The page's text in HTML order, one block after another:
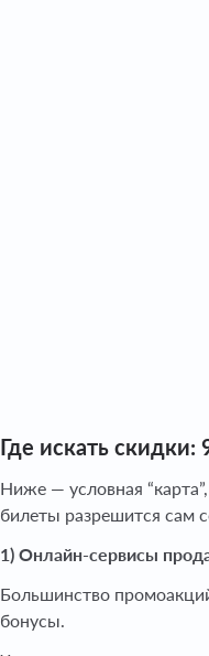
Где искать скидки:
Ниже — условная
билеты разрешится сам
1) Онлайн-сервисы
Большинство
бонусы.